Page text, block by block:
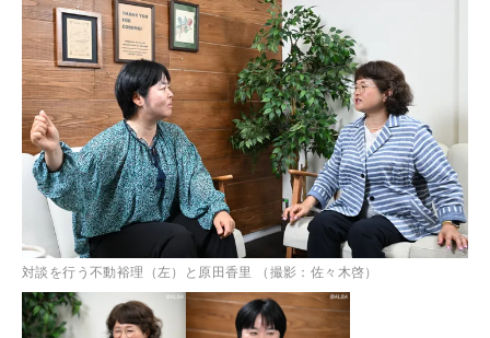
対談を行う不動裕理（左）と原田香里 （撮影：佐々木啓）